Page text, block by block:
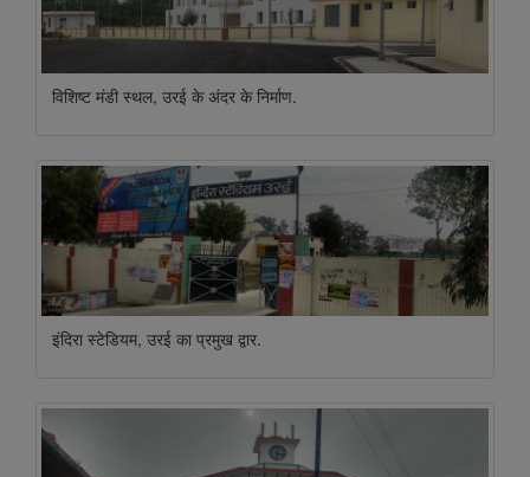
विशिष्ट मंडी स्थल, उरई के अंदर के निर्माण.
इंदिरा स्टेडियम, उरई का प्रमुख द्वार.